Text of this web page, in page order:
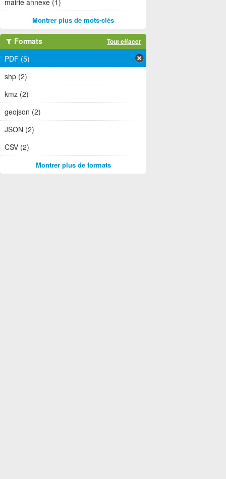
mairie annexe (1)
Montrer plus de mots-clés
Formats Tout effacer
PDF (5)
shp (2)
kmz (2)
geojson (2)
JSON (2)
CSV (2)
Montrer plus de formats